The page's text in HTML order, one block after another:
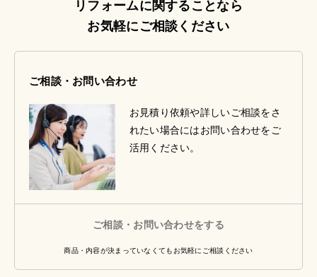
リフォームに関することなら
お気軽にご相談ください
ご相談・お問い合わせ
お見積り依頼や詳しいご相談をさ
れたい場合にはお問い合わせをご
活用ください。
ご相談・お問い合わせをする
商品・内容が決まっていなくてもお気軽にご相談ください